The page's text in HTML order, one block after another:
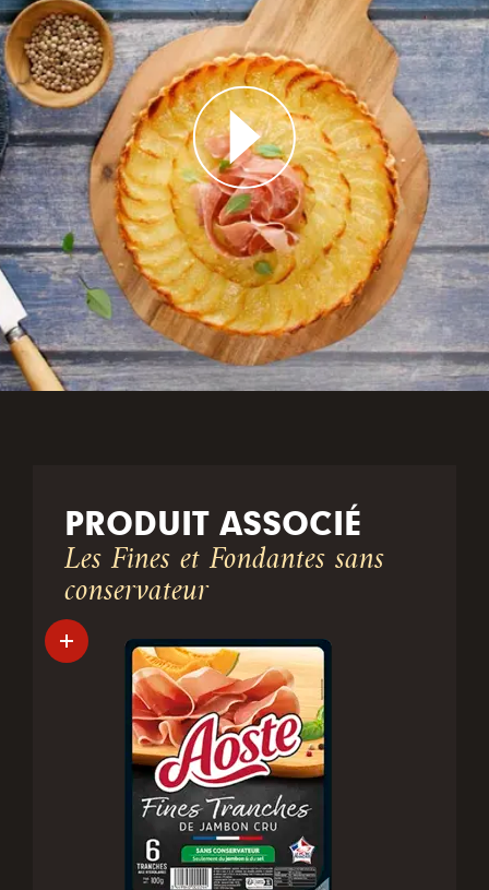
PRODUIT ASSOCIÉ
Les Fines et Fondantes sans
conservateur